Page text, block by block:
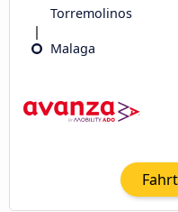
Torremolinos
Malaga